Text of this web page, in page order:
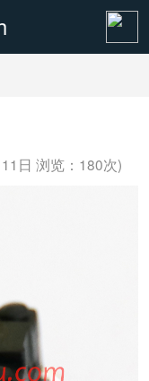
日 浏览： 180次)